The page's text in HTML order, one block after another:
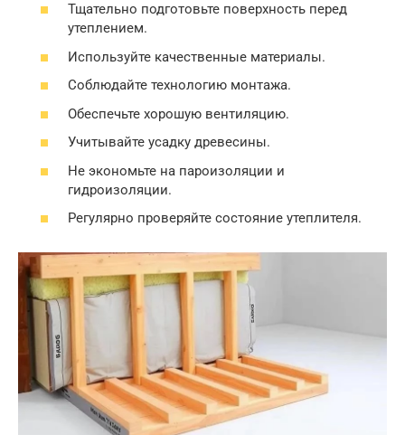
Тщательно подготовьте поверхность перед
утеплением.
Используйте качественные материалы.
Соблюдайте технологию монтажа.
Обеспечьте хорошую вентиляцию.
Учитывайте усадку древесины.
Не экономьте на пароизоляции и
гидроизоляции.
Регулярно проверяйте состояние утеплителя.